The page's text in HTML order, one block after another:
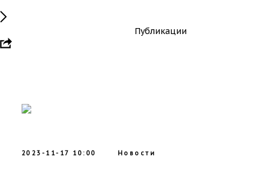
Публикации
2023-11-17 10:00 Новости